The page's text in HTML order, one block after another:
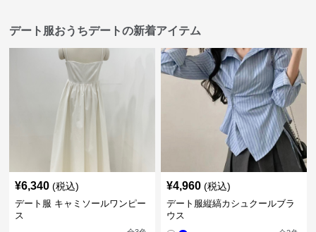
デート服おうちデートの新着アイテム
¥6,340 (税込)
デート服 キャミソールワンピー
ス
¥4,960 (税込)
デート服縦縞カシュクールブラ
ウス